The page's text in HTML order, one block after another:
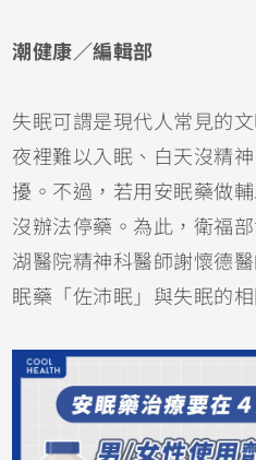
潮健康／編輯部
失眠可謂是現代人常見的
夜裡難以入眠、白天沒精
擾。不過，若用安眠藥做
沒辦法停藥。為此，衛福
湖醫院精神科醫師謝懷德
眠藥「佐沛眠」與失眠的相